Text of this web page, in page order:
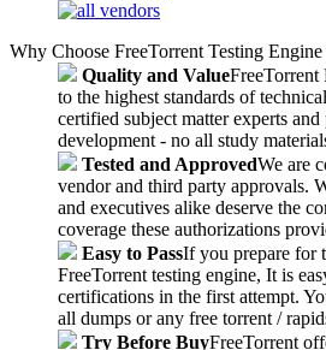
Why Choose FreeTorrent Testing Engine
Quality and ValueFreeTorrent
to the highest standards of
certified subject matter experts
development - no all study
Tested and ApprovedWe are
vendor and third party approvals.
and executives alike deserve the
coverage these authorizations
Easy to PassIf you prepare for
FreeTorrent testing engine, It is
certifications in the first attempt.
all dumps or any free torrent /
Try Before BuyFreeTorrent